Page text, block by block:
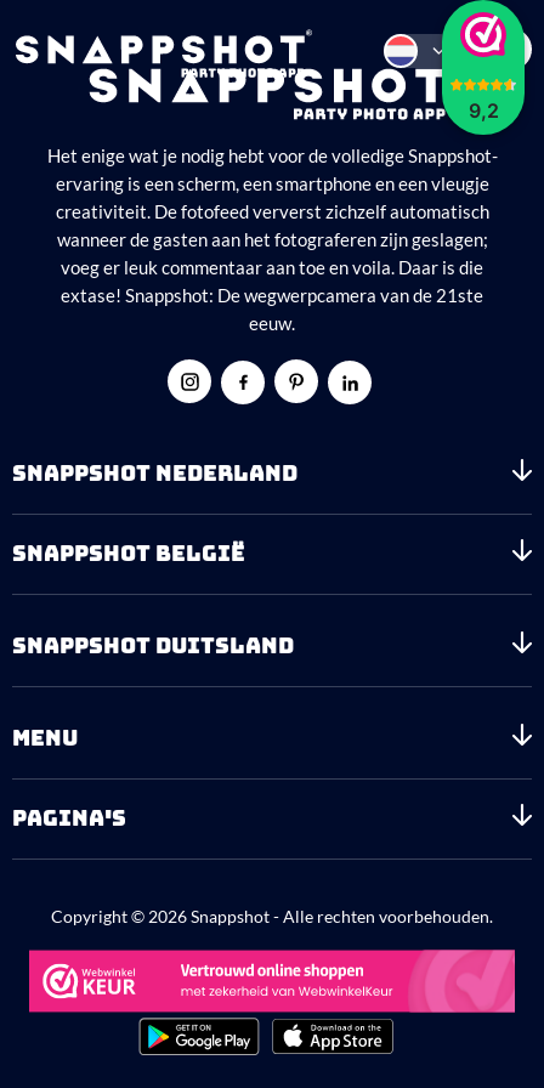
9,2
Het enige wat je nodig hebt voor de volledige Snappshot-
ervaring is een scherm, een smartphone en een vleugje
creativiteit. De fotofeed ververst zichzelf automatisch
wanneer de gasten aan het fotograferen zijn geslagen;
voeg er leuk commentaar aan toe en voila. Daar is die
extase! Snappshot: De wegwerpcamera van de 21ste
eeuw.
SNAPPSHOT NEDERLAND
SNAPPSHOT BELGIË
SNAPPSHOT DUITSLAND
MENU
PAGINA'S
Copyright © 2026 Snappshot - Alle rechten voorbehouden.